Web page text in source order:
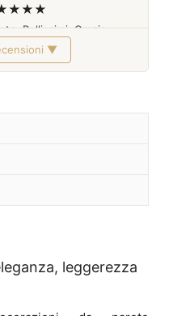
Bellissimi. Grazie
▼
leggerezza